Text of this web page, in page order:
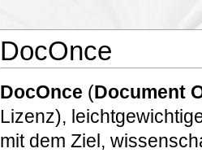
DocOnce
DocOnce (Document
Lizenz),
mit dem Ziel,